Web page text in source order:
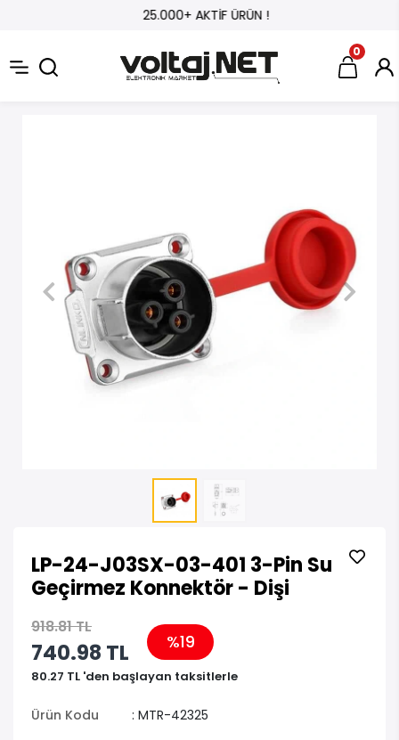
25.000+ AKTİF ÜRÜN !
0
LP-24-J03SX-03-401 3-Pin Su
Geçirmez Konnektör - Dişi
918.81 TL
740.98 TL %19
80.27 TL 'den başlayan taksitlerle
Ürün Kodu
: MTR-42325